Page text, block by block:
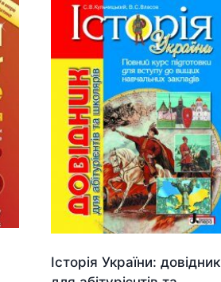
Історія України: довідник